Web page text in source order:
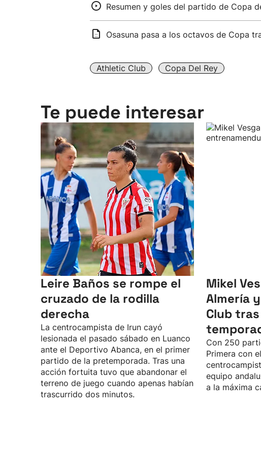
Resumen y goles del partido de Copa
Osasuna pasa a los octavos de Copa
Athletic Club Copa Del Rey
Te puede interesar
Leire Baños se rompe el
cruzado de la rodilla
derecha
La centrocampista de Irun cayó
lesionada el pasado sábado en Luanco
ante el Deportivo Abanca, en el primer
partido de la pretemporada. Tras una
acción fortuita tuvo que abandonar el
terreno de juego cuando apenas habían
trascurrido dos minutos.
Mikel
Almería
Club
Con 250
Primera con
equipo
a la máxima